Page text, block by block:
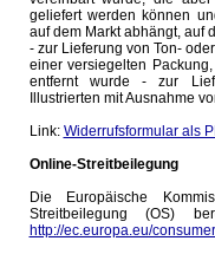
geliefert werden können
auf dem Markt abhängt, auf
- zur Lieferung von Ton-
einer versiegelten
entfernt wurde - zur
Illustrierten mit Ausnahme
Link: Widerrufsformular als
Online-Streitbeilegung
Die Europäische
Streitbeilegung (OS)
http://ec.europa.eu/